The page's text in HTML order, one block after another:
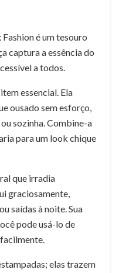
é um tesouro
captura a essência do
a todos.
essencial. Ela
ousado sem esforço,
sozinha. Combine-a
para um look chique
que irradia
graciosamente,
saídas à noite. Sua
pode usá-lo de
elas trazem